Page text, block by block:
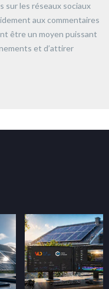
sur les réseaux sociaux
aux commentaires
être un moyen puissant
et d’attirer